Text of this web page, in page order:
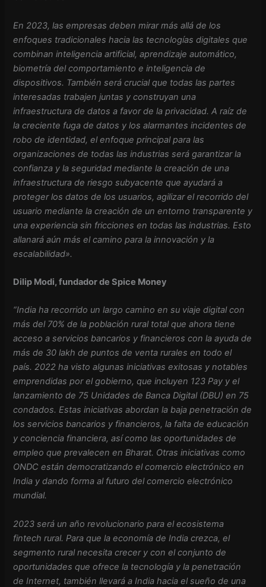
En 2023, las empresas deben mirar más allá de los
enfoques tradicionales hacia las tecnologías digitales que
combinan inteligencia artificial, aprendizaje automático,
biometría del comportamiento e inteligencia de
dispositivos. También será crucial que todas las partes
interesadas trabajen juntas y construyan una
infraestructura de datos a favor de la privacidad. A raíz de
la creciente fuga de datos y los alarmantes incidentes de
robo de identidad, el enfoque principal para las
organizaciones de todas las industrias será garantizar la
confianza y la seguridad mediante la creación de una
infraestructura de riesgo subyacente que ayudará a
proteger los datos de los usuarios, agilizar el recorrido del
usuario mediante la creación de un entorno transparente y
una experiencia sin fricciones en todas las industrias. Esto
allanará aún más el camino para la innovación y la
escalabilidad».
Dilip Modi, fundador de Spice Money
“India ha recorrido un largo camino en su viaje digital con
más del 70% de la población rural total que ahora tiene
acceso a servicios bancarios y financieros con la ayuda de
más de 30 lakh de puntos de venta rurales en todo el
país. 2022 ha visto algunas iniciativas exitosas y notables
emprendidas por el gobierno, que incluyen 123 Pay y el
lanzamiento de 75 Unidades de Banca Digital (DBU) en 75
condados. Estas iniciativas abordan la baja penetración de
los servicios bancarios y financieros, la falta de educación
y conciencia financiera, así como las oportunidades de
empleo que prevalecen en Bharat. Otras iniciativas como
ONDC están democratizando el comercio electrónico en
India y dando forma al futuro del comercio electrónico
mundial.
2023 será un año revolucionario para el ecosistema
fintech rural. Para que la economía de India crezca, el
segmento rural necesita crecer y con el conjunto de
oportunidades que ofrece la tecnología y la penetración
de Internet, también llevará a India hacia el sueño de una